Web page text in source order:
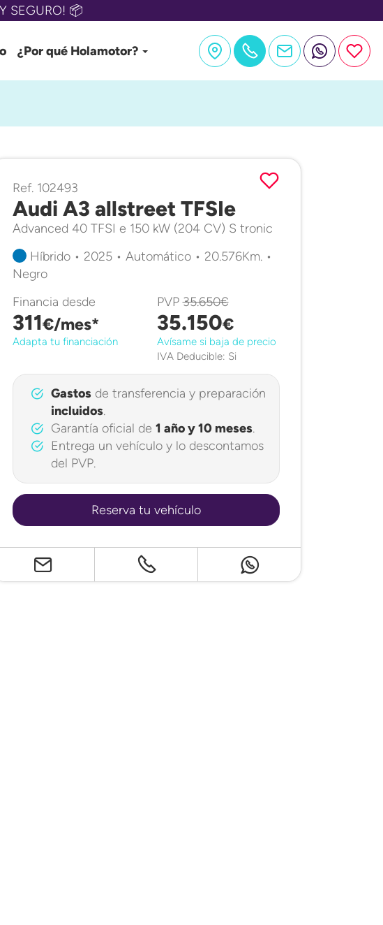
SEGURO! 📦
¿Por qué Holamotor?
Ref. 102493
Audi A3 allstreet TFSIe
Advanced 40 TFSI e 150 kW (204 CV) S tronic
Híbrido • 2025 • Automático • 20.576Km. •
Negro
Financia desde
311€/mes*
Adapta tu financiación
PVP35.650€
35.150€
Avísame si baja de precio
IVA Deducible: Si
Gastosde transferencia y preparación
incluidos.
Garantía oficial de 1 año y 10 meses.
Entrega un vehículo y lo descontamos
del PVP.
Reserva tu vehículo